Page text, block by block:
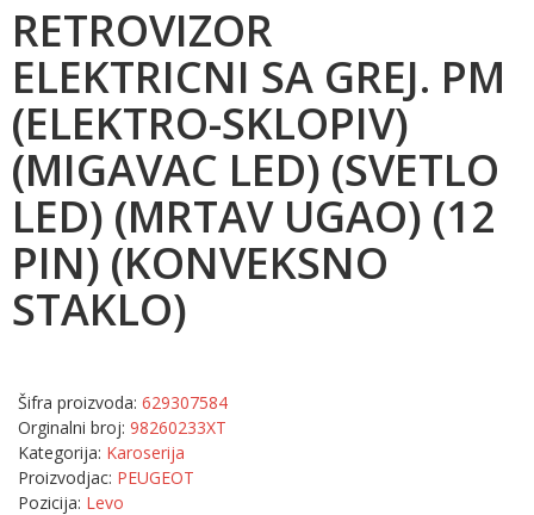
RETROVIZOR
ELEKTRICNI SA GREJ. PM
(ELEKTRO-SKLOPIV)
(MIGAVAC LED) (SVETLO
LED) (MRTAV UGAO) (12
PIN) (KONVEKSNO
STAKLO)
Šifra proizvoda: 629307584
Orginalni broj: 98260233XT
Kategorija: Karoserija
Proizvodjac: PEUGEOT
Pozicija: Levo